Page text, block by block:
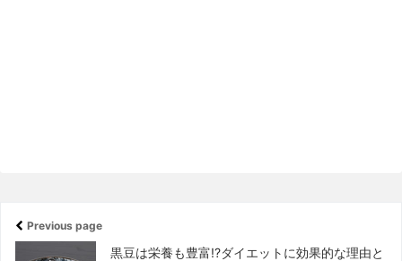
Previous page
黒豆は栄養も豊富!?ダイエットに効果的な理由と